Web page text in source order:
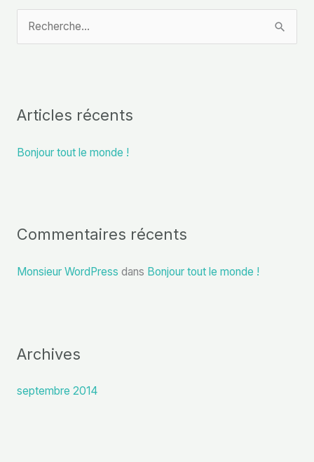
e
c
:
Articles récents
Bonjour tout le monde !
Commentaires récents
Monsieur WordPress dans Bonjour tout le monde !
Archives
septembre 2014